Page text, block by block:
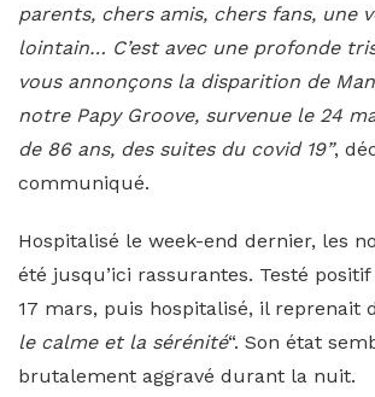
parents, chers amis, chers fans, une
lointain… C’est avec une profonde
vous annonçons la disparition de
notre Papy Groove, survenue le 24
de 86 ans, des suites du covid 19”,
communiqué.
Hospitalisé le week-end dernier, les
été jusqu’ici rassurantes. Testé positif
17 mars, puis hospitalisé, il reprenait
le calme et la sérénité“. Son état
brutalement aggravé durant la nuit.